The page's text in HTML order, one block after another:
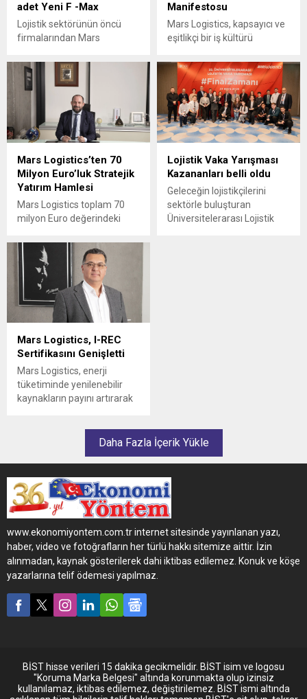
adet Yeni F -Max
Lojistik sektörünün öncü
firmalarından Mars
genişletme hedefleri
doğrultusunda tercihini Ford
Trucks’tan yana kullandı.
Manifestosu
Mars Logistics, kapsayıcı ve
eşitlikçi bir iş kültürü
Kapsayıcılık Manifestosu’nu
yayımladı; şirket, lojistik
sektöründe adil ve insan
odaklı çalışma ortamının
yaygınlaşmasını amaçlıyor.
Mars Logistics’ten 70
Milyon Euro’luk Stratejik
Yatırım Hamlesi
Mars Logistics toplam 70
milyon Euro değerindeki
depo yatırımlarıyla
operasyonel kapasitesini ve
sektördeki konumunu daha
da güçlendiriyor.
Lojistik Vaka Yarışması
Kazananları belli oldu
Geleceğin lojistikçilerini
sektörle buluşturan
Üniversitelerarası Lojistik
Mars Logistics, I-REC
Sertifikasını Genişletti
Mars Logistics, enerji
tüketiminde yenilenebilir
kaynakların payını artırarak
stratejilerini güçlendirme
adım daha attı.
Daha Fazla İçerik Yükle
www.ekonomiyontem.com.tr internet sitesinde yayınlanan yazı,
haber, video ve fotoğrafların her türlü hakkı sitemize aittir. İzin
alınmadan, kaynak gösterilerek dahi iktibas edilemez. Konuk ve köşe
yazarlarına telif ödemesi yapılmaz.
BİST hisse verileri 15 dakika gecikmelidir. BİST isim ve logosu
"Koruma Marka Belgesi" altında korunmakta olup izinsiz
kullanılamaz, iktibas edilemez, değiştirilemez. BİST ismi altında